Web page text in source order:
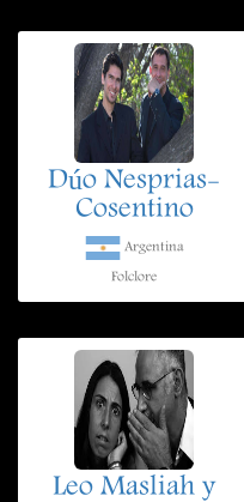
Dúo Nesprias-
Cosentino
Argentina
Folclore
Leo Masliah y